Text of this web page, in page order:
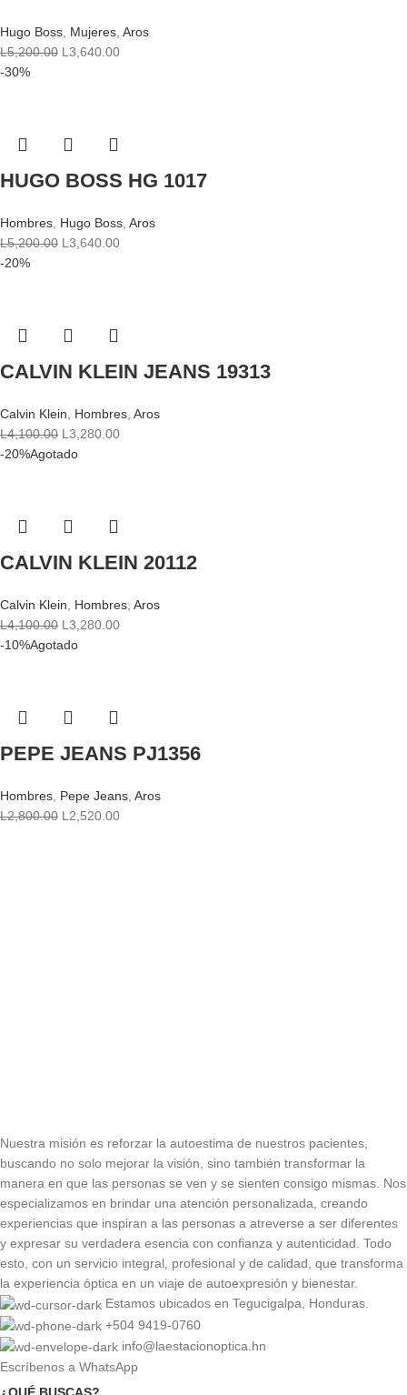
Hugo Boss, Mujeres, Aros
L5,200.00 L3,640.00
-30%
HUGO BOSS HG 1017
Hombres, Hugo Boss, Aros
L5,200.00 L3,640.00
-20%
CALVIN KLEIN JEANS 19313
Calvin Klein, Hombres, Aros
L4,100.00 L3,280.00
-20%Agotado
CALVIN KLEIN 20112
Calvin Klein, Hombres, Aros
L4,100.00 L3,280.00
-10%Agotado
PEPE JEANS PJ1356
Hombres, Pepe Jeans, Aros
L2,800.00 L2,520.00
Nuestra misión es reforzar la autoestima de nuestros pacientes,
buscando no solo mejorar la visión, sino también transformar la
manera en que las personas se ven y se sienten consigo mismas. Nos
especializamos en brindar una atención personalizada, creando
experiencias que inspiran a las personas a atreverse a ser diferentes
y expresar su verdadera esencia con confianza y autenticidad. Todo
esto, con un servicio integral, profesional y de calidad, que transforma
la experiencia óptica en un viaje de autoexpresión y bienestar.
Estamos ubicados en Tegucigalpa, Honduras.
+504 9419-0760
info@laestacionoptica.hn
Escríbenos a WhatsApp